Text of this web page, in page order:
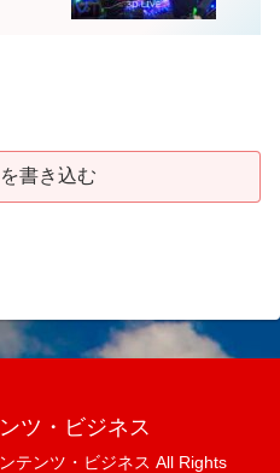
書き込む
ツ・ビジネス
テンツ・ビジネス All Rights